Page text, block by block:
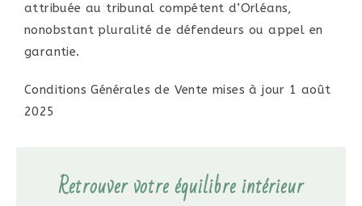
attribuée au tribunal compétent d’Orléans,
nonobstant pluralité de défendeurs ou appel en
garantie.
Conditions Générales de Vente mises à jour 1 août
2025
Retrouver votre équilibre intérieur